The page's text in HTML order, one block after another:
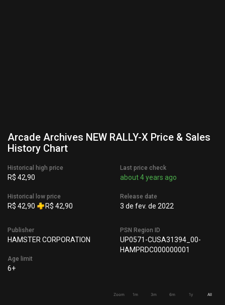
Arcade Archives NEW RALLY-X Price & Sales
History Chart
Historical high price
R$ 42,90
Historical low price
R$ 42,90 R$ 42,90
Last price check
about 4 years ago
Release date
3 de fev. de 2022
Publisher
HAMSTER CORPORATION
Age limit
6+
PSN Region ID
UP0571-CUSA31394_00-
HAMPRDC000000001
Zoom 1m 3m 6m 1y All